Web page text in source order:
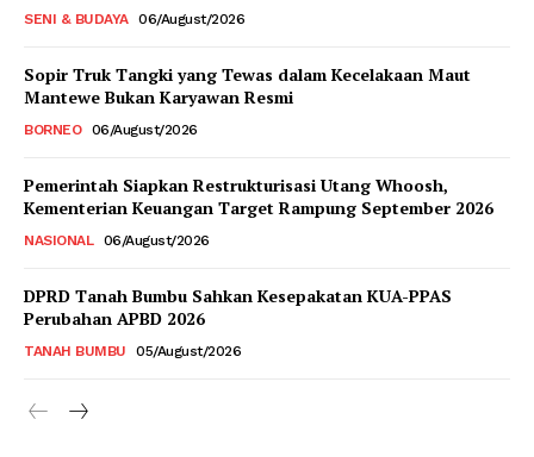
SENI & BUDAYA 06/August/2026
Sopir Truk Tangki yang Tewas dalam Kecelakaan Maut
Mantewe Bukan Karyawan Resmi
BORNEO 06/August/2026
Pemerintah Siapkan Restrukturisasi Utang Whoosh,
Kementerian Keuangan Target Rampung September 2026
NASIONAL 06/August/2026
DPRD Tanah Bumbu Sahkan Kesepakatan KUA-PPAS
Perubahan APBD 2026
TANAH BUMBU 05/August/2026